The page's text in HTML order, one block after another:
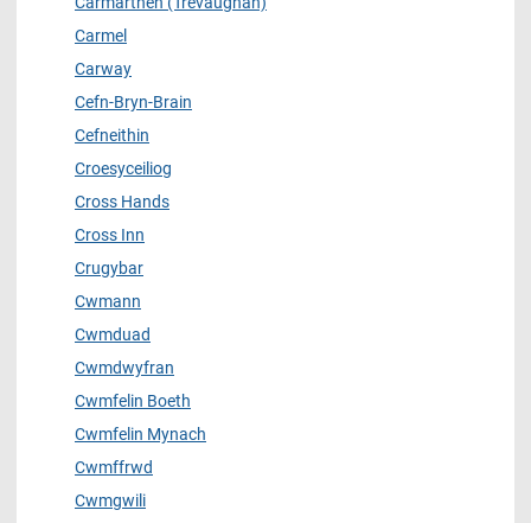
Carmel
Carway
Cefn-Bryn-Brain
Cefneithin
Croesyceiliog
Cross Hands
Cross Inn
Crugybar
Cwmann
Cwmduad
Cwmdwyfran
Cwmfelin Boeth
Cwmfelin Mynach
Cwmffrwd
Cwmgwili